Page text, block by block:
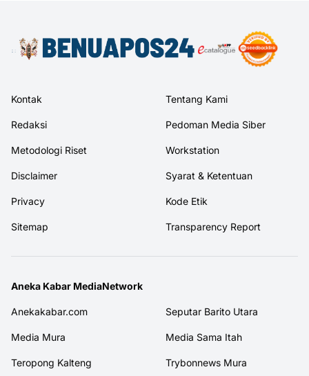
Kontak Tentang Kami
Redaksi Pedoman Media Siber
Metodologi Riset Workstation
Disclaimer Syarat & Ketentuan
Privacy Kode Etik
Sitemap Transparency Report
Aneka Kabar MediaNetwork
Anekakabar.com Seputar Barito Utara
Media Mura Media Sama Itah
Teropong Kalteng Trybonnews Mura